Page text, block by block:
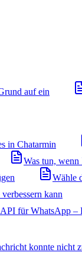
auf ein
in Chatarmin
Was tun,
Wähle
kann
für WhatsApp –
konnte nicht